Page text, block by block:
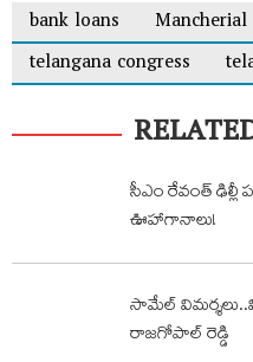
bank loans
telangana congress
సీఎం రేవంత్ ఢిల్లీ
ఊహాగానాలు!
సామేల్
రాజగోపాల్ రెడ్డి